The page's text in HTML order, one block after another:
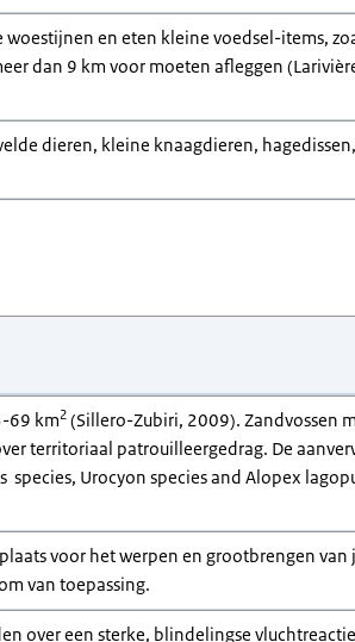
en eten kleine voedsel-items,
dan 9 km voor moeten afleggen
dieren, kleine knaagdieren,
69 km2 (Sillero-Zubiri, 2009). Zandvossen
territoriaal patrouilleergedrag. De
Urocyon species and Alopex
voor het werpen en grootbrengen
van toepassing.
over een sterke, blindelingse